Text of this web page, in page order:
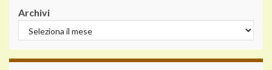
Archivi